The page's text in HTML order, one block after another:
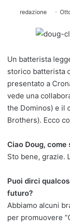
redazione
Un batterista
storico batterista
presentato a
vede una
the Dominos) e il
Brothers). Ecco
Ciao Doug,
Sto bene, grazie.
Puoi dirci
futuro?
Abbiamo alcuni
per promuovere